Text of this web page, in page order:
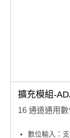
擴充模組-
16 通道通用數
數位輸入：